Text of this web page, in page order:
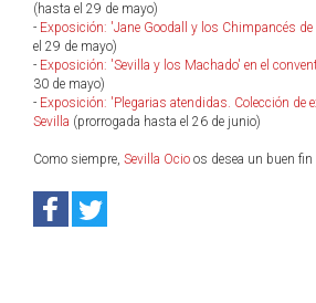
(hasta el 29 de mayo)
- Exposición: 'Jane Goodall y los Chimpancés de
el 29 de mayo)
- Exposición: 'Sevilla y los Machado' en el
30 de mayo)
- Exposición: 'Plegarias atendidas. Colección de
Sevilla (prorrogada hasta el 26 de junio)
Como siempre, Sevilla Ocio os desea un buen fin